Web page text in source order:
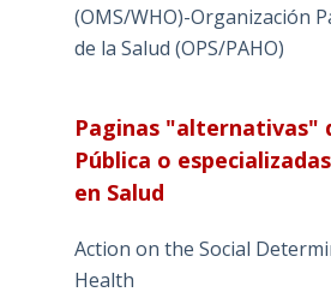
(OMS/WHO)-Organización
de la Salud (OPS/PAHO)
Paginas "alternativas"
Pública o
en Salud
Action on the Social
Health